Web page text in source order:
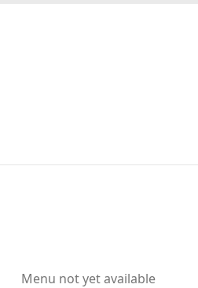
Menu not yet available